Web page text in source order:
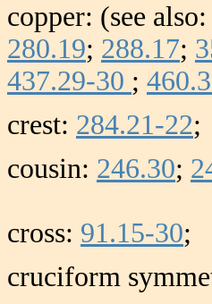
copper: (see also:
280.19; 288.17;
437.29-30 ;
crest: 284.21-22;
cousin: 246.30;
cross: 91.15-30;
cruciform